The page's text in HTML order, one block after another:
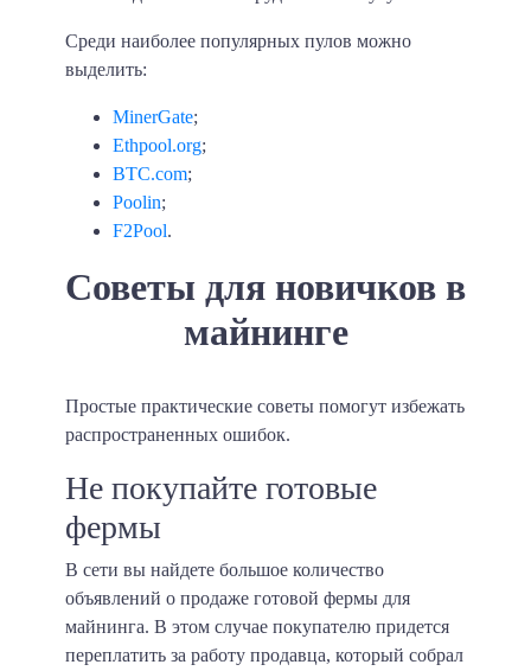
Среди наиболее популярных пулов можно
выделить:
MinerGate;
Ethpool.org;
BTC.com;
Poolin;
F2Pool.
Советы для новичков в
майнинге
Простые практические советы помогут избежать
распространенных ошибок.
Не покупайте готовые
фермы
В сети вы найдете большое количество
объявлений о продаже готовой фермы для
майнинга. В этом случае покупателю придется
переплатить за работу продавца, который собрал